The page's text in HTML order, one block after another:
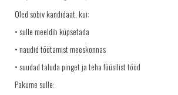
Oled sobiv kandidaat, kui:
• sulle meeldib küpsetada
• naudid töötamist meeskonnas
• suudad taluda pinget ja teha füüsilist tööd
Pakume sulle: